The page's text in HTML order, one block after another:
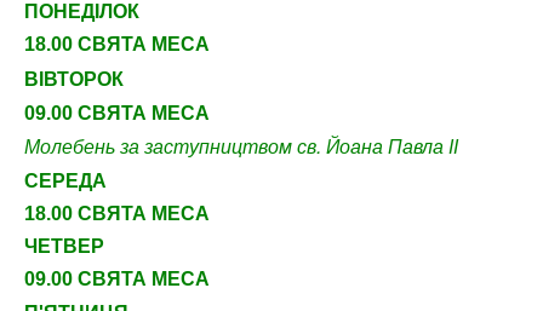
ПОНЕДІЛОК
18.00 СВЯТА МЕСА
ВІВТОРОК
09.00 СВЯТА МЕСА
Молебень за заступництвом св. Йоана Павла ІІ
СЕРЕДА
18.00 СВЯТА МЕСА
ЧЕТВЕР
09.00 СВЯТА МЕСА